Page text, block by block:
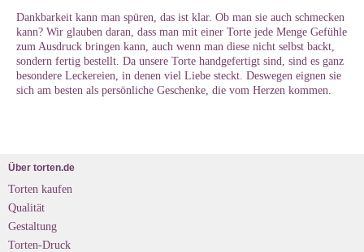
Dankbarkeit kann man spüren, das ist klar. Ob man sie auch schmecken
kann? Wir glauben daran, dass man mit einer Torte jede Menge Gefühle
zum Ausdruck bringen kann, auch wenn man diese nicht selbst backt,
sondern fertig bestellt. Da unsere Torte handgefertigt sind, sind es ganz
besondere Leckereien, in denen viel Liebe steckt. Deswegen eignen sie
sich am besten als persönliche Geschenke, die vom Herzen kommen.
Über torten.de
Torten kaufen
Qualität
Gestaltung
Torten-Druck